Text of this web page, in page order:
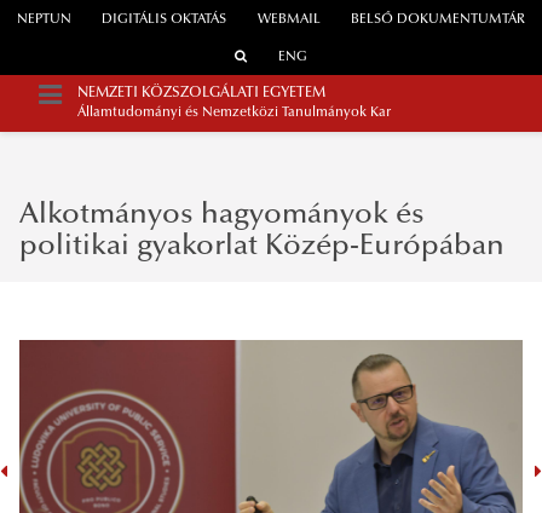
WEBMAIL
NEPTUN DIGITÁLIS OKTATÁS BELSŐ DOKUMENTUMTÁR
ENG
NEMZETI KÖZSZOLGÁLATI EGYETEM
Államtudományi és Nemzetközi Tanulmányok Kar
Alkotmányos hagyományok és
politikai gyakorlat Közép-Európában